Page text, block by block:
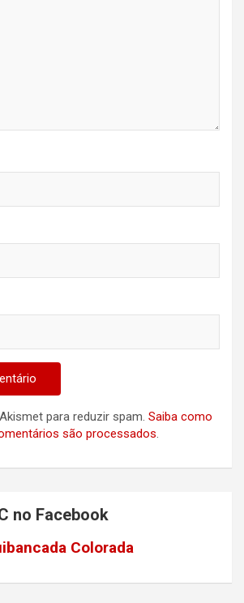
para reduzir spam. Saiba como
são processados.
no Facebook
Colorada